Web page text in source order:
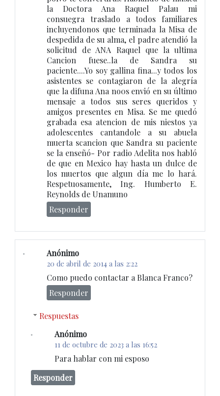
la Doctora Ana Raquel Palau mi
consuegra traslado a todos familiares
incluyendonos que terminada la Misa de
despedida de su alma, el padre atendió la
solicitud de ANA Raquel que la ultima
Cancion fuese..la de Sandra su
paciente....Yo soy gallina fina...y todos los
asistentes se contagiaron de la alegría
que la difuna Ana no0s envió en su último
mensaje a todos sus seres queridos y
amigos presentes en Misa. Se me quedó
grabada esa atencion de mis niestos ya
adolescentes cantandole a su abuela
muerta scancion que Sandra su paciente
se la enseñó- Por radio Adelita nos habló
de que en Mexico hay hasta un dulce de
los muertos que algun día me lo hará.
Respetuosamente, Ing. Humberto E.
Reynolds de Unamuno
Responder
Anónimo
20 de abril de 2014 a las 2:22
Como puedo contactar a Blanca Franco?
Responder
Respuestas
Anónimo
11 de octubre de 2023 a las 16:52
Para hablar con mi esposo
Responder